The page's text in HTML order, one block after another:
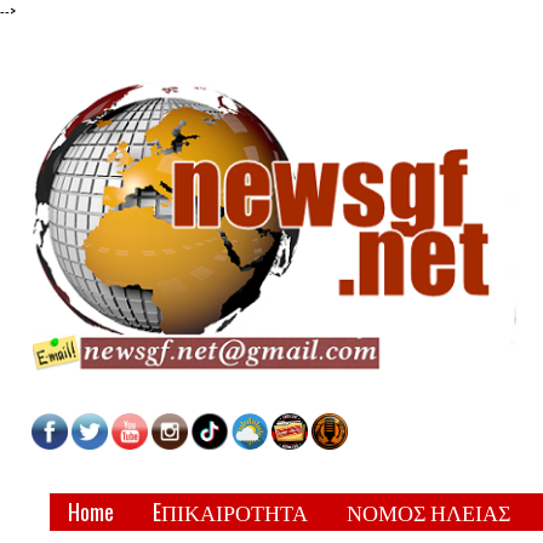
-->
Home EΠΙΚΑΙΡΟΤΗΤΑ ΝΟΜΟΣ ΗΛΕΙΑΣ